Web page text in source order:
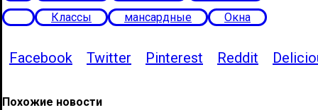
Классы
мансардные Окна
Facebook Twitter Pinterest Reddit
Похожие новости